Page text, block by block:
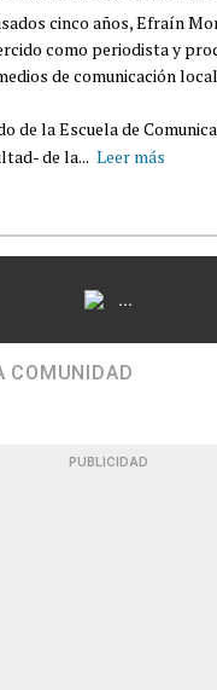
cinco años, Efraín
como periodista y
de comunicación
de la Escuela de
de la... Leer más
...
COMUNIDAD
PUBLICIDAD